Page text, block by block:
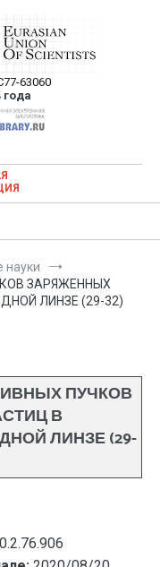
Ученых —
статей в
журнале
63060
года
научных статей в
журнале
науки
ЗАРЯЖЕННЫХ
ЛИНЗЕ (29-32)
ПУЧКОВ
В
ЛИНЗЕ (29-